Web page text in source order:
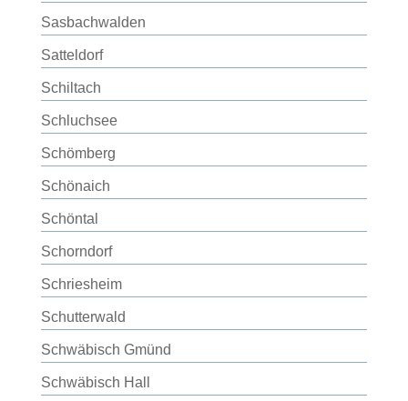
Sasbachwalden
Satteldorf
Schiltach
Schluchsee
Schömberg
Schönaich
Schöntal
Schorndorf
Schriesheim
Schutterwald
Schwäbisch Gmünd
Schwäbisch Hall